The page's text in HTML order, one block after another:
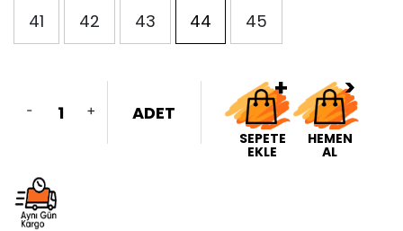
41 42 43 44 45
- + ADET
SEPETE
EKLE
HEMEN
AL